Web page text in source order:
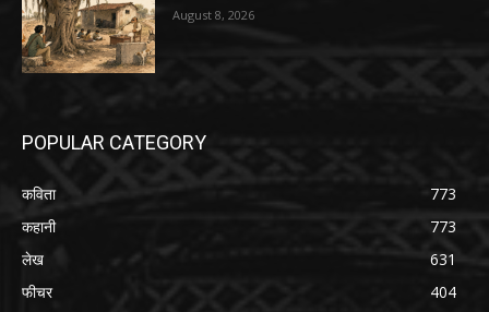
August 8, 2026
POPULAR CATEGORY
कविता
773
कहानी
773
लेख
631
फीचर
404